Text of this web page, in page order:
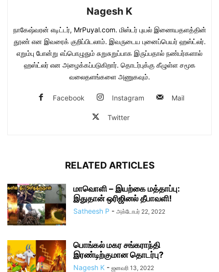
Nagesh K
நாகேஷ்வரன் எடிட்டர், MrPuyal.com. மிஸ்டர் புயல் இணையதளத்தின்
தூண் என இவரைக் குறிப்பிடலாம். இவருடைய புனைப்பெயர் ஹஸ்ட்லர்.
எறும்பு போன்று எப்பொழுதும் சுறுசுறுப்பாக இருப்பதால் நண்பர்களால்
ஹஸ்ட்லர் என அழைக்கப்படுகிறார். தொடர்புக்கு கீழுள்ள சமூக
வலைதளங்களை அணுகவும்.
Facebook Instagram Mail
Twitter
RELATED ARTICLES
மாவொளி – இயற்கை மத்தாப்பு:
இதுதான் ஒரிஜினல் தீபாவளி!
Satheesh P - அக்டோபர் 22, 2022
பொங்கல் மகர சங்கராந்தி
இரண்டிற்குமான தொடர்பு?
Nagesh K - ஜனவரி 13, 2022